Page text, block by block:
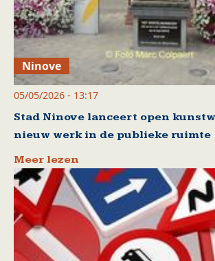
Ninove
05/05/2026 - 13:17
Stad Ninove lanceert open
nieuw werk in de publieke ruimte
Meer lezen